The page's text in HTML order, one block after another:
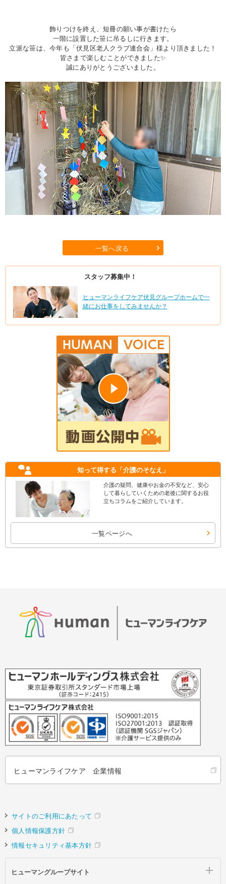
飾りつけを終え、短冊の願い事が書けたら
一階に設置した笹に吊るしに行きます。
立派な笹は、今年も「伏見区老人クラブ連合会」様より頂きました！
皆さまで楽しむことができました✨
誠にありがとうございました。
一覧へ戻る
スタッフ募集中！
ヒューマンライフケア伏見グループホームで一
緒にお仕事をしてみませんか？
知って得する 「介護のそなえ」
介護の疑問、健康やお金の不安など、安心
して暮らしていくための老後に関するお役
立ちコラムをご紹介しています。
一覧ページへ
ヒューマンライフケア 企業情報
サイトのご利用にあたって
個人情報保護方針
情報セキュリティ基本方針
ヒューマングループサイト